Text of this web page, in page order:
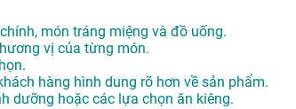
món tráng miệng và đồ uống.
vị của từng món.
hàng hình dung rõ hơn về sản phẩm.
dưỡng hoặc các lựa chọn ăn kiêng.